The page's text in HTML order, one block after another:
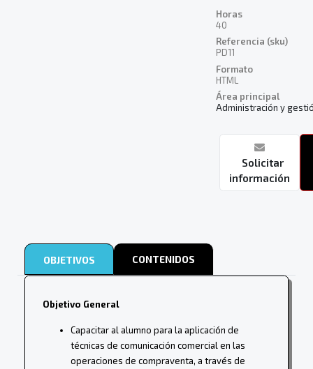
Horas
40
Referencia (sku)
PD11
Formato
HTML
Área principal
Administración y
Solicitar
información
OBJETIVOS CONTENIDOS
Objetivo General
Capacitar al alumno para la aplicación de
técnicas de comunicación comercial en las
operaciones de compraventa, a través de